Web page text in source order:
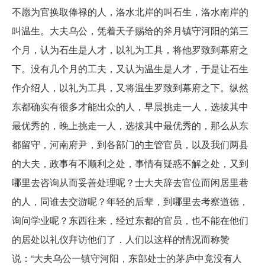
不愿为官换取俸禄的人，洛水北岸的叫石生，洛水南岸的
叫温生。大夫乌公，凭着天子赐给的斧月镇守河阳的第三
个月，认为石生是人才，以礼为工具，将他罗致到幕府之
下。没有几个月的工夫，又认为温生是人才，于是让石生
作介绍人，以礼为工具，又将温生罗致到幕府之下。纵然
东都确实有很多才能出众的人，早晨挑走一人，选拔其中
最优秀的，晚上挑走一人，选拔其中最优秀的，那么从东
都留守，河南府尹，到各部门的主管官员，以及我们两县
的大夫，政事有不顺利之处，事情有疑惑不解之处，又到
哪里去咨询从而妥善处理呢？士大夫辞去官位而闲居里巷
的人，同谁去交游呢？年轻的后辈，到哪里去考察道德，
询问学业呢？东西往来，经过东都的官员，也不能在他们
的居处以礼仪拜访他们了．人们以这样的情况而称赞
说：“大夫乌公一镇守河阳，东部处士的茅庐中竟没有人